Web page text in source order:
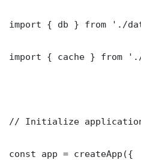
import { db } from './
import { cache } from
// Initialize
const app = createApp({